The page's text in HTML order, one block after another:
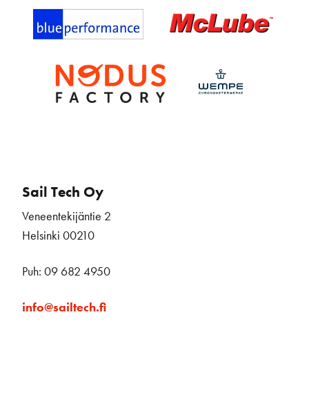
Sail Tech Oy
Veneentekijäntie 2
Helsinki 00210
Puh: 09 682 4950
info@sailtech.fi